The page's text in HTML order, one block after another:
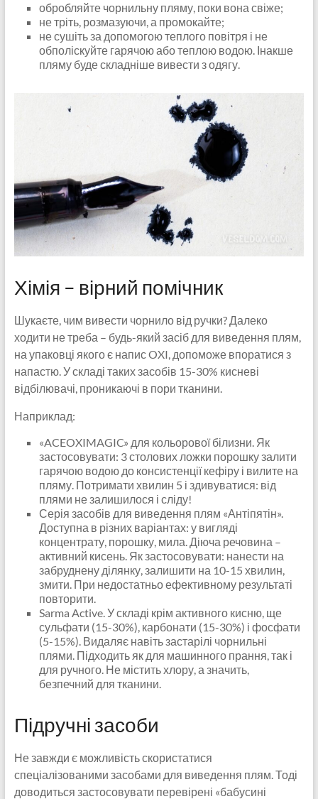
обробляйте чорнильну пляму, поки вона свіже;
не тріть, розмазуючи, а промокайте;
не сушіть за допомогою теплого повітря і не
обполіскуйте гарячою або теплою водою. Інакше
пляму буде складніше вивести з одягу.
Хімія – вірний помічник
Шукаєте, чим вивести чорнило від ручки? Далеко
ходити не треба – будь-який засіб для виведення плям,
на упаковці якого є напис OXI, допоможе впоратися з
напастю. У складі таких засобів 15-30% кисневі
відбілювачі, проникаючі в пори тканини.
Наприклад:
«ACEOXIMAGIC» для кольорової білизни. Як
застосовувати: 3 столових ложки порошку залити
гарячою водою до консистенції кефіру і вилите на
пляму. Потримати хвилин 5 і здивуватися: від
плями не залишилося і сліду!
Серія засобів для виведення плям «Антіпятін».
Доступна в різних варіантах: у вигляді
концентрату, порошку, мила. Діюча речовина –
активний кисень. Як застосовувати: нанести на
забруднену ділянку, залишити на 10-15 хвилин,
змити. При недостатньо ефективному результаті
повторити.
Sarma Active. У складі крім активного кисню, ще
сульфати (15-30%), карбонати (15-30%) і фосфати
(5-15%). Видаляє навіть застарілі чорнильні
плями. Підходить як для машинного прання, так і
для ручного. Не містить хлору, а значить,
безпечний для тканини.
Підручні засоби
Не завжди є можливість скористатися
спеціалізованими засобами для виведення плям. Тоді
доводиться застосовувати перевірені «бабусині